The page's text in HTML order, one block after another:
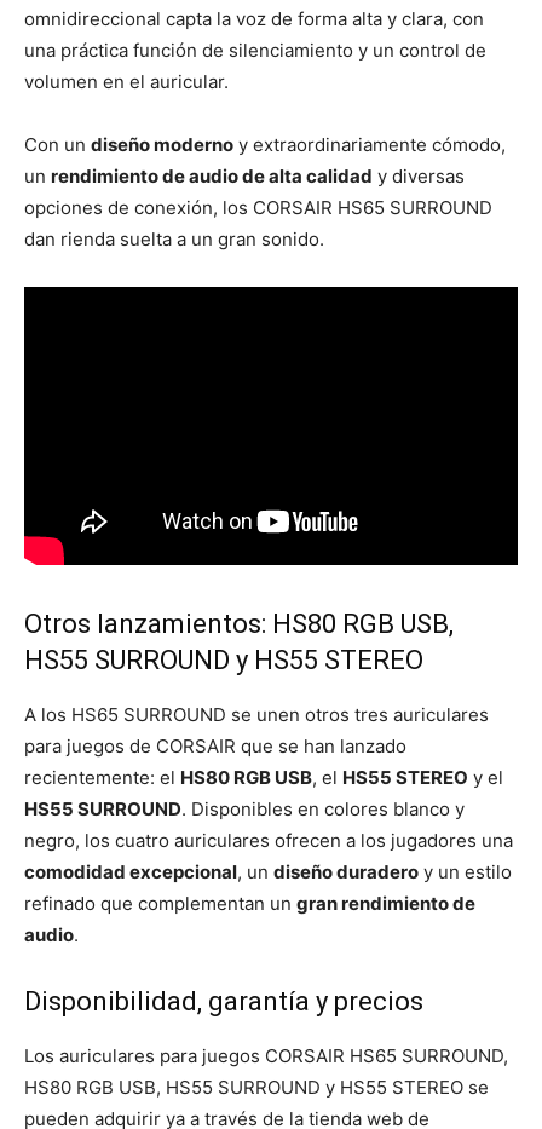
omnidireccional capta la voz de forma alta y clara, con
una práctica función de silenciamiento y un control de
volumen en el auricular.
Con un diseño moderno y extraordinariamente cómodo,
un rendimiento de audio de alta calidad y diversas
opciones de conexión, los CORSAIR HS65 SURROUND
dan rienda suelta a un gran sonido.
Otros lanzamientos: HS80 RGB USB,
HS55 SURROUND y HS55 STEREO
A los HS65 SURROUND se unen otros tres auriculares
para juegos de CORSAIR que se han lanzado
recientemente: el HS80 RGB USB, el HS55 STEREO y el
HS55 SURROUND. Disponibles en colores blanco y
negro, los cuatro auriculares ofrecen a los jugadores una
comodidad excepcional, un diseño duradero y un estilo
refinado que complementan un gran rendimiento de
audio.
Disponibilidad, garantía y precios
Los auriculares para juegos CORSAIR HS65 SURROUND,
HS80 RGB USB, HS55 SURROUND y HS55 STEREO se
pueden adquirir ya a través de la tienda web de